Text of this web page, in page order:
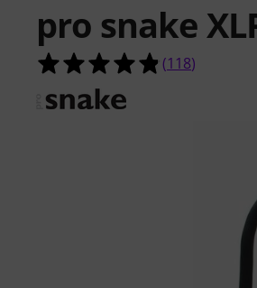
pro snake
4.8 din 5
(118)